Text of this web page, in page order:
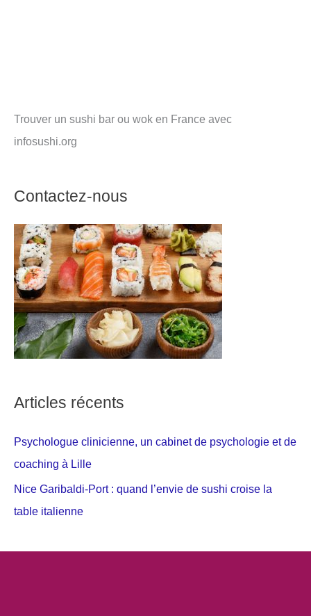
Trouver un sushi bar ou wok en France avec
infosushi.org
Contactez-nous
Articles récents
Psychologue clinicienne, un cabinet de psychologie et de
coaching à Lille
Nice Garibaldi-Port : quand l’envie de sushi croise la
table italienne